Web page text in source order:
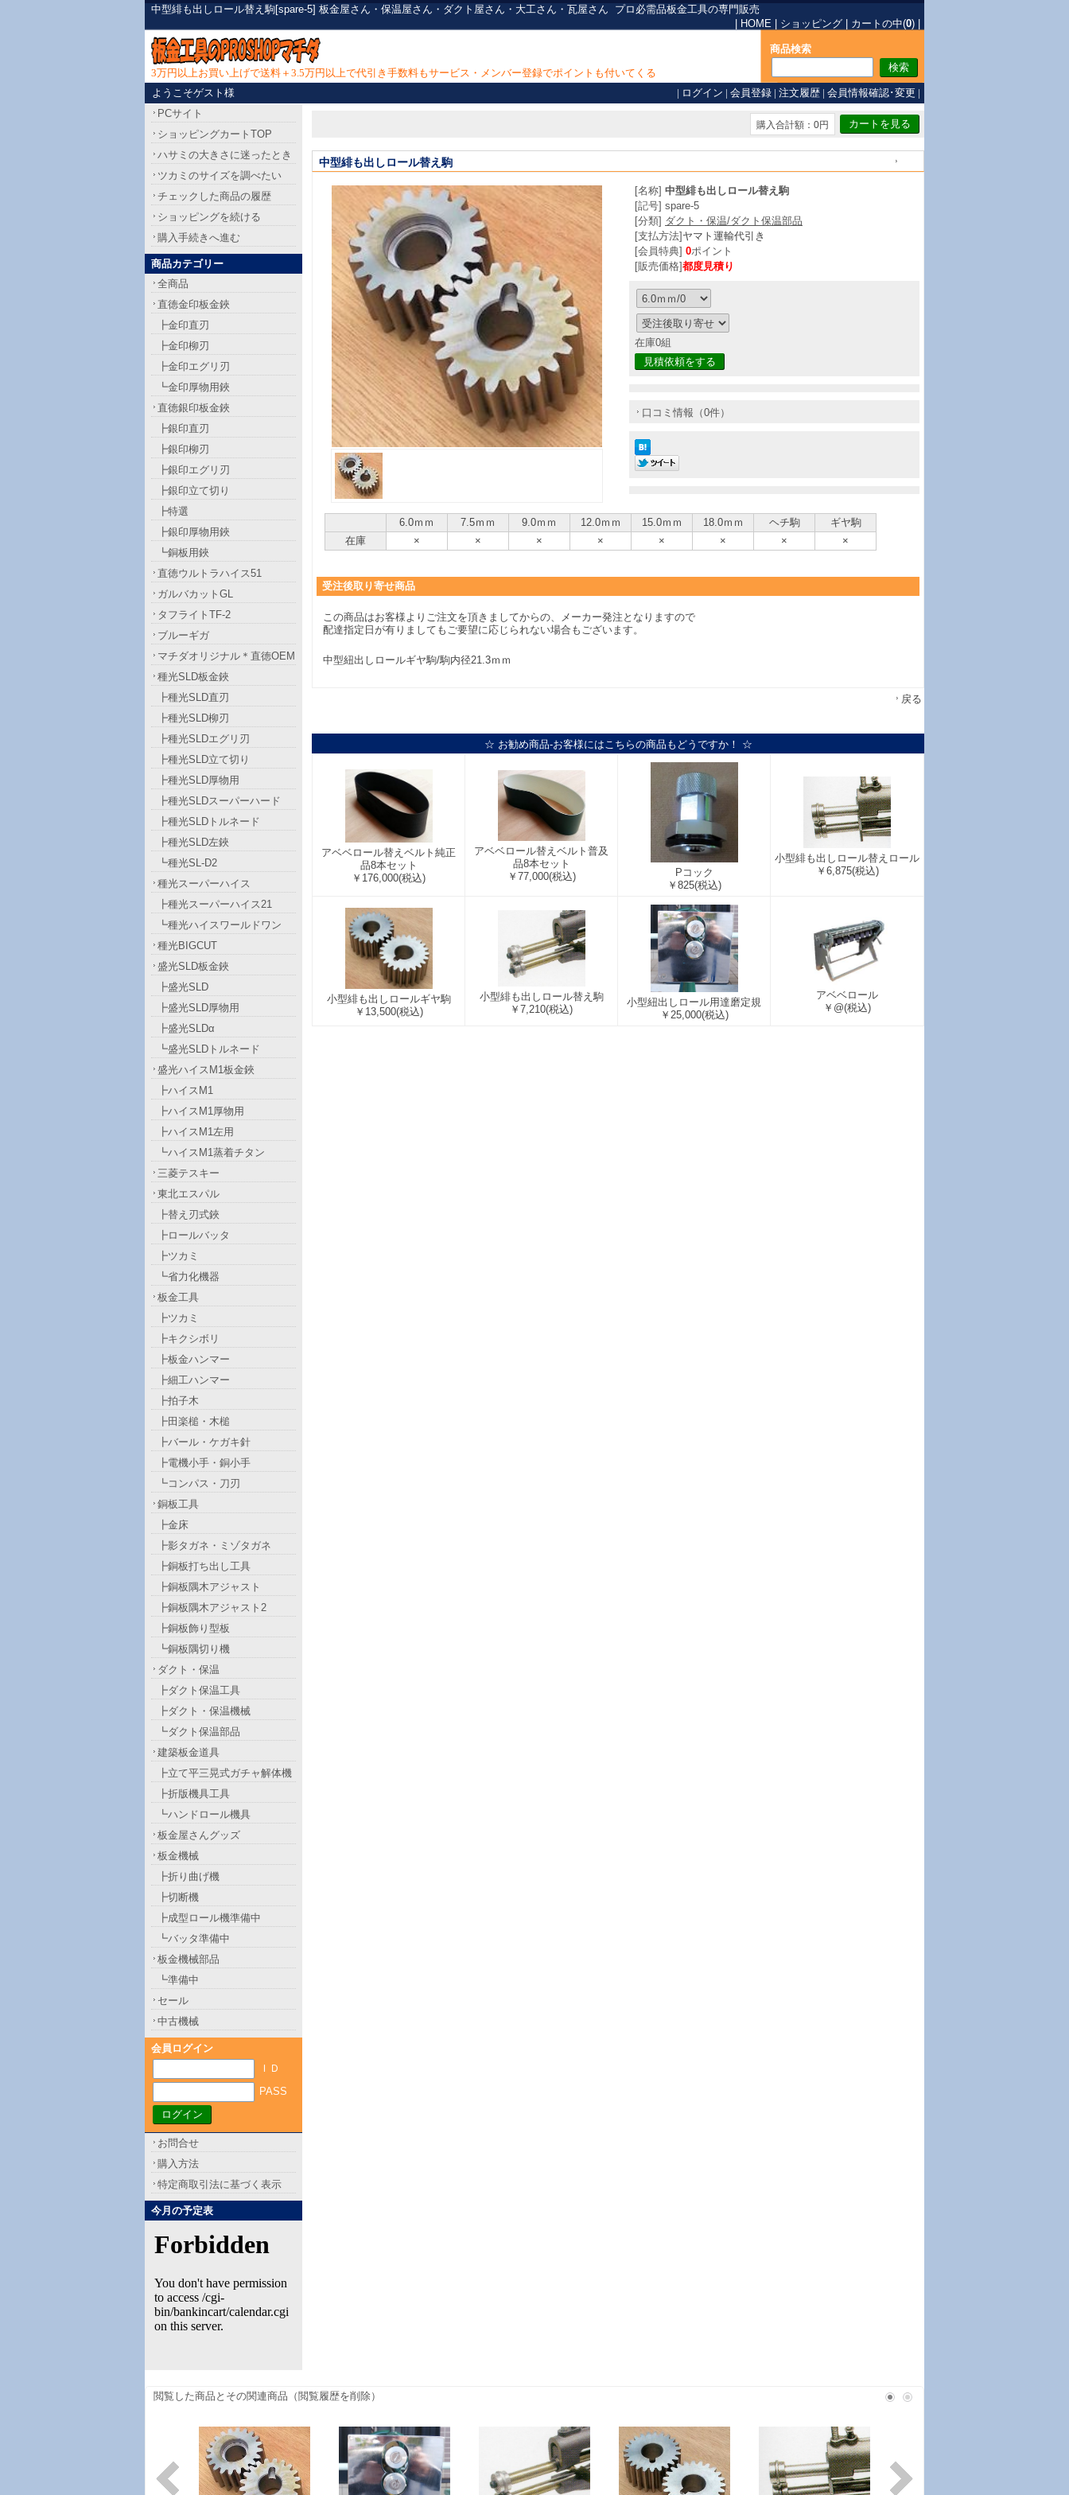
中型緋も出しロール替え駒[spare-5] 板金屋さん・保温屋さん・ダクト屋さん・大工さん・瓦屋さん プロ必需品板金工具の専門販売
HOME ショッピング カートの中(0)
3万円以上お買い上げで送料＋3.5万円以上で代引き手数料もサービス・メンバー登録でポイントも付いてくる
商品検索
ようこそゲスト様 | ログイン | 会員登録 | 注文履歴 | 会員情報確認･変更 |
購入合計額：0円
中型緋も出しロール替え駒
[名称] 中型緋も出しロール替え駒
[記号] spare-5
[分類] ダクト・保温/ダクト保温部品
[支払方法] ヤマト運輸代引き
[会員特典] 0ポイント
[販売価格]都度見積り
在庫0組
見積依頼をする
口コミ情報（0件）
6.0ｍｍ 7.5ｍｍ 9.0ｍｍ 12.0ｍｍ 15.0ｍｍ 18.0ｍｍ ヘチ駒
ギヤ駒
在庫
× × × × × × × ×
受注後取り寄せ商品
この商品はお客様よりご注文を頂きましてからの、メーカー発注となりますので
配達指定日が有りましてもご要望に応じられない場合もございます。
中型紐出しロールギヤ駒/駒内径21.3ｍｍ
戻る
☆ お勧め商品-お客様にはこちらの商品もどうですか！ ☆
アベベロール替えベルト純正
品8本セット
￥176,000(税込)
アベベロール替えベルト普及
品8本セット
￥77,000(税込)
Pコック
￥825(税込)
小型緋も出しロール替えロール
￥6,875(税込)
小型緋も出しロールギヤ駒
￥13,500(税込)
小型緋も出しロール替え駒
￥7,210(税込)
小型紐出しロール用達磨定規
￥25,000(税込)
アベベロール
￥@(税込)
PCサイト
ショッピングカートTOP
ハサミの大きさに迷ったとき
ツカミのサイズを調べたい
チェックした商品の履歴
ショッピングを続ける
購入手続きへ進む
商品カテゴリー
全商品
直徳金印板金鋏
┣金印直刃
┣金印柳刃
┣金印エグリ刃
┗金印厚物用鋏
直徳銀印板金鋏
┣銀印直刃
┣銀印柳刃
┣銀印エグリ刃
┣銀印立て切り
┣特選
┣銀印厚物用鋏
┗銅板用鋏
直徳ウルトラハイス51
ガルバカットGL
タフライトTF-2
ブルーギガ
マチダオリジナル＊直徳OEM
種光SLD板金鋏
┣種光SLD直刃
┣種光SLD柳刃
┣種光SLDエグリ刃
┣種光SLD立て切り
┣種光SLD厚物用
┣種光SLDスーパーハード
┣種光SLDトルネード
┣種光SLD左鋏
┗種光SL-D2
種光スーパーハイス
┣種光スーパーハイス21
┗種光ハイスワールドワン
種光BIGCUT
盛光SLD板金鋏
┣盛光SLD
┣盛光SLD厚物用
┣盛光SLDα
┗盛光SLDトルネード
盛光ハイスM1板金鋏
┣ハイスM1
┣ハイスM1厚物用
┣ハイスM1左用
┗ハイスM1蒸着チタン
三菱テスキー
東北エスパル
┣替え刃式鋏
┣ロールバッタ
┣ツカミ
┗省力化機器
板金工具
┣ツカミ
┣キクシボリ
┣板金ハンマー
┣細工ハンマー
┣拍子木
┣田楽槌・木槌
┣バール・ケガキ針
┣電機小手・銅小手
┗コンパス・刀刃
銅板工具
┣金床
┣影タガネ・ミゾタガネ
┣銅板打ち出し工具
┣銅板隅木アジャスト
┣銅板隅木アジャスト2
┣銅板飾り型板
┗銅板隅切り機
ダクト・保温
┣ダクト保温工具
┣ダクト・保温機械
┗ダクト保温部品
建築板金道具
┣立て平三晃式ガチャ解体機
┣折版機具工具
┗ハンドロール機具
板金屋さんグッズ
板金機械
┣折り曲げ機
┣切断機
┣成型ロール機準備中
┗バッタ準備中
板金機械部品
┗準備中
セール
中古機械
会員ログイン
ＩＤ
PASS
お問合せ
購入方法
特定商取引法に基づく表示
今月の予定表